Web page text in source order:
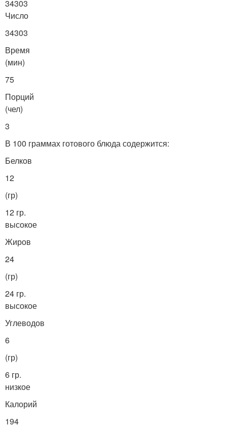
34303
Число
34303
Время
(мин)
75
Порций
(чел)
3
В 100 граммах готового блюда содержится:
Белков
12
(гр)
12 гр.
высокое
Жиров
24
(гр)
24 гр.
высокое
Углеводов
6
(гр)
6 гр.
низкое
Калорий
194